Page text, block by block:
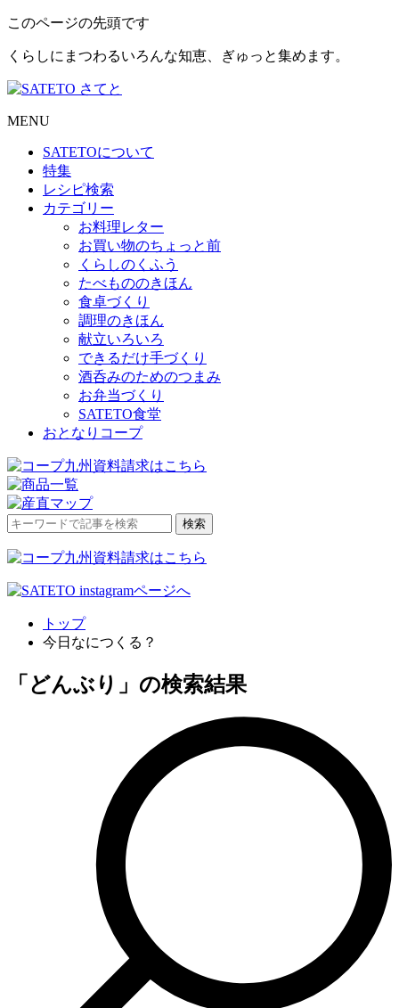
このページの先頭です
くらしにまつわるいろんな知恵、ぎゅっと集めます。
MENU
SATETOについて
特集
レシピ検索
カテゴリー
お料理レター
お買い物のちょっと前
くらしのくふう
たべもののきほん
食卓づくり
調理のきほん
献立いろいろ
できるだけ手づくり
酒呑みのためのつまみ
お弁当づくり
SATETO食堂
おとなりコープ
検
対
検索
トップ
今日なにつくる？
「どんぶり」の検索結果